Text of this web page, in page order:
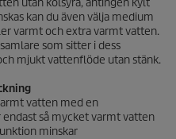
utan kolsyra, antingen kylt
kan du även välja medium
varmt och extra varmt vatten.
som sitter i dess
mjukt vattenflöde utan stänk.
vatten med en
så mycket varmt vatten
minskar